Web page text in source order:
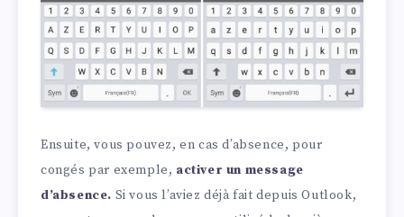
Ensuite, vous pouvez, en cas d’absence, pour
congés par exemple, activer un message
d’absence. Si vous l’aviez déjà fait depuis Outlook,